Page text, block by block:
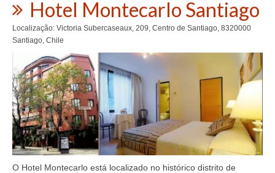
Hotel Montecarlo Santiago
Localização: Victoria Subercaseaux, 209, Centro de Santiago, 8320000
Santiago, Chile
O Hotel Montecarlo está localizado no histórico distrito de